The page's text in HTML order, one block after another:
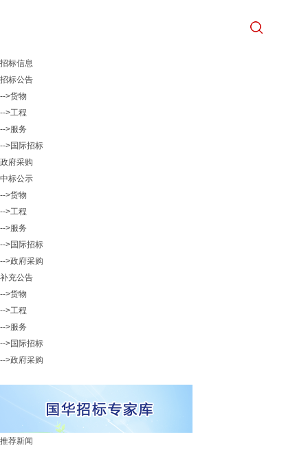
招标信息
招标公告
-->货物
-->工程
-->服务
-->国际招标
政府采购
中标公示
-->货物
-->工程
-->服务
-->国际招标
-->政府采购
补充公告
-->货物
-->工程
-->服务
-->国际招标
-->政府采购
推荐新闻